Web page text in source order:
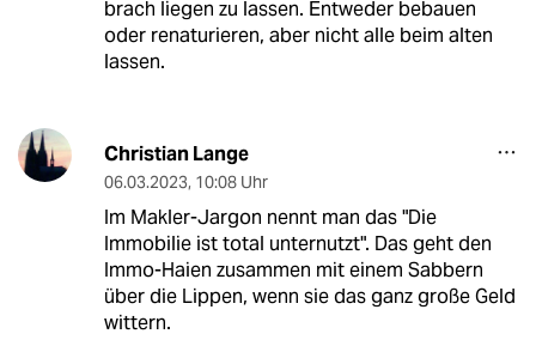
brach liegen zu lassen. Entweder bebauen
oder renaturieren, aber nicht alle beim alten
lassen.
Christian Lange
06.03.2023, 10:08 Uhr
Im Makler-Jargon nennt man das "Die
Immobilie ist total unternutzt". Das geht den
Immo-Haien zusammen mit einem Sabbern
über die Lippen, wenn sie das ganz große Geld
wittern.